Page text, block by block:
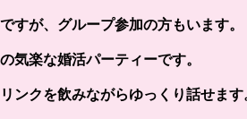
すが、グループ参加の方もいます。
気楽な婚活パーティーです。
ンクを飲みながらゆっくり話せます